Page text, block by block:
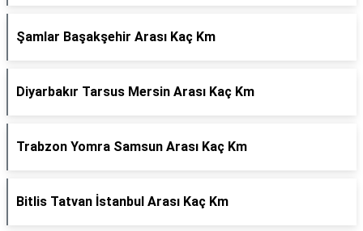
Şamlar Başakşehir Arası Kaç Km
Diyarbakır Tarsus Mersin Arası Kaç Km
Trabzon Yomra Samsun Arası Kaç Km
Bitlis Tatvan İstanbul Arası Kaç Km